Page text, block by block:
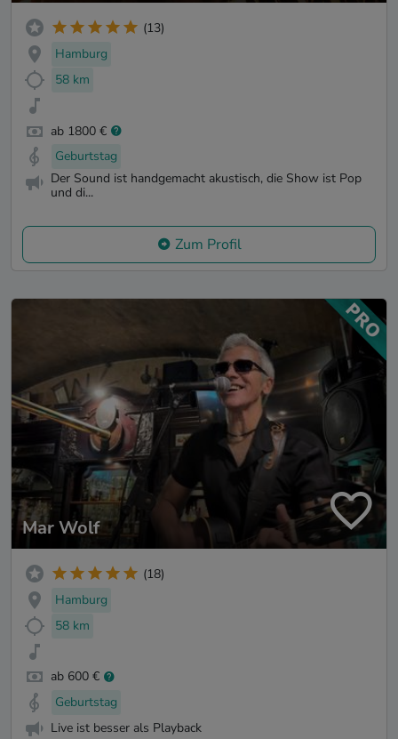
(13)
Hamburg
58 km
ab 1800 €
Geburtstag
Der Sound ist handgemacht akustisch, die Show ist Pop
und di...
Zum Profil
Mar Wolf
(18)
Hamburg
58 km
ab 600 €
Geburtstag
Live ist besser als Playback